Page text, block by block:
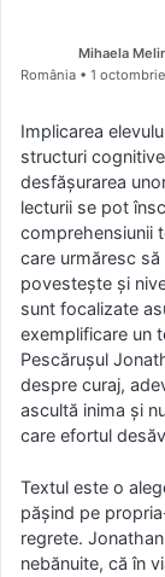
Mihaela
România
1
Implicarea
structuri
desfăşurarea
lecturii se pot
comprehensiunii
care urmăresc
povesteşte şi
sunt focalizate
exemplificare un
Pescăruşul
despre curaj,
ascultă inima şi
care efortul
Textul este o
păşind pe
regrete.
nebănuite, că în